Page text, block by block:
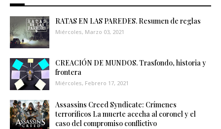
RATAS EN LAS PAREDES. Resumen de reglas
Miércoles, Marzo 03, 2021
CREACIÓN DE MUNDOS. Trasfondo, historia y
frontera
Miércoles, Febrero 17, 2021
Assassins Creed Syndicate: Crímenes
terroríficos La muerte acecha al coronel y el
caso del compromiso conflictivo